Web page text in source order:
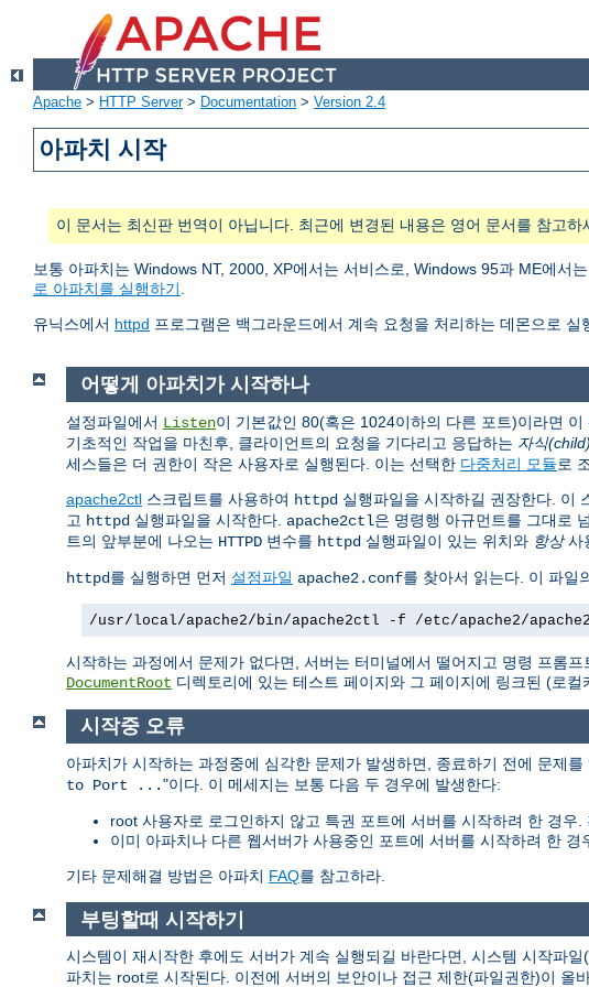
Apache > HTTP Server> Documentation > Version 2.4
아파치 시작
이 문서는 최신판 번역이 아닙니다. 최근에 변경된 내용은 영어 문서를 참고하
보통 아파치는 Windows NT, 2000, XP에서는 서비스로, Windows 95과 ME에서
로 아파치를 실행하기.
유닉스에서 httpd 프로그램은 백그라운드에서 계속 요청을 처리하는 데몬으로 실
어떻게 아파치가 시작하나
설정파일에서 Listen이 기본값인 80(혹은 1024이하의 다른 포트)이라면
기초적인 작업을 마친후, 클라이언트의 요청을 기다리고 응답하는 자식(child)
세스들은 더 권한이 작은 사용자로 실행된다. 이는 선택한 다중처리 모듈로
apache2ctl 스크립트를 사용하여 httpd 실행파일을 시작하길 권장한다. 이
고 httpd 실행파일을 시작한다. apache2ctl은 명령행 아규먼트를 그대로
트의 앞부분에 나오는 HTTPD 변수를 httpd 실행파일이 있는 위치와 항상사
httpd를 실행하면 먼저 설정파일 apache2.conf를 찾아서 읽는다. 이 파일
/usr/local/apache2/bin/apache2ctl -f /etc/apache2/
시작하는 과정에서 문제가 없다면, 서버는 터미널에서 떨어지고 명령 프롬
DocumentRoot 디렉토리에 있는 테스트 페이지와 그 페이지에 링크된 (로컬
시작중 오류
아파치가 시작하는 과정중에 심각한 문제가 발생하면, 종료하기 전에 문제
to Port ..."이다. 이 메세지는 보통 다음 두 경우에 발생한다:
root 사용자로 로그인하지 않고 특권 포트에 서버를 시작하려 한 경우.
이미 아파치나 다른 웹서버가 사용중인 포트에 서버를 시작하려 한 경
기타 문제해결 방법은 아파치 FAQ를 참고하라.
부팅할때 시작하기
시스템이 재시작한 후에도 서버가 계속 실행되길 바란다면, 시스템 시작파일
파치는 root로 시작된다. 이전에 서버의 보안이나 접근 제한(파일권한)이 올